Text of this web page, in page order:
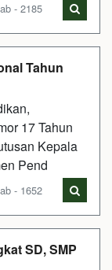
- 2185
Tahun
17 Tahun
Kepala
Pend
- 1652
SD, SMP